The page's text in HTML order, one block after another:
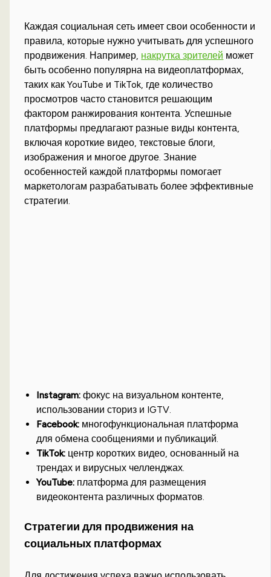
Каждая социальная сеть имеет свои особенности и
правила, которые нужно учитывать для успешного
продвижения. Например, накрутка зрителей может
быть особенно популярна на видеоплатформах,
таких как YouTube и TikTok, где количество
просмотров часто становится решающим
фактором ранжирования контента. Успешные
платформы предлагают разные виды контента,
включая короткие видео, текстовые блоги,
изображения и многое другое. Знание
особенностей каждой платформы помогает
маркетологам разрабатывать более эффективные
стратегии.
Instagram: фокус на визуальном контенте,
использовании сториз и IGTV.
Facebook: многофункциональная платформа
для обмена сообщениями и публикаций.
TikTok: центр коротких видео, основанный на
трендах и вирусных челленджах.
YouTube: платформа для размещения
видеоконтента различных форматов.
Стратегии для продвижения на
социальных платформах